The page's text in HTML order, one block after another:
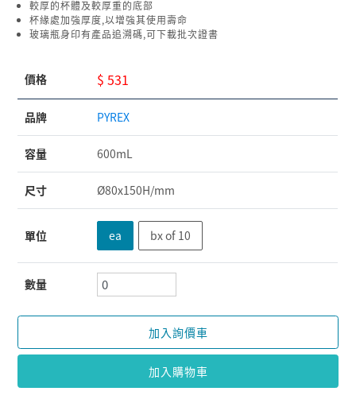
較厚的杯體及較厚重的底部
杯緣處加強厚度,以增強其使用壽命
玻璃瓶身印有產品追溯碼,可下載批次證書
價格 $ 531
品牌 PYREX
容量 600mL
尺寸 Ø80x150H/mm
單位 ea bx of 10
數量
加入詢價車
加入購物車